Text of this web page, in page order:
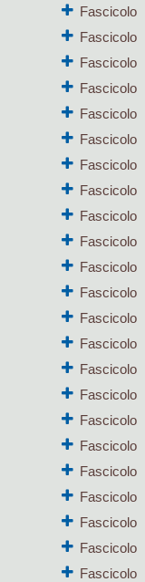
Fascicolo
Fascicolo
Fascicolo
Fascicolo
Fascicolo
Fascicolo
Fascicolo
Fascicolo
Fascicolo
Fascicolo
Fascicolo
Fascicolo
Fascicolo
Fascicolo
Fascicolo
Fascicolo
Fascicolo
Fascicolo
Fascicolo
Fascicolo
Fascicolo
Fascicolo
Fascicolo